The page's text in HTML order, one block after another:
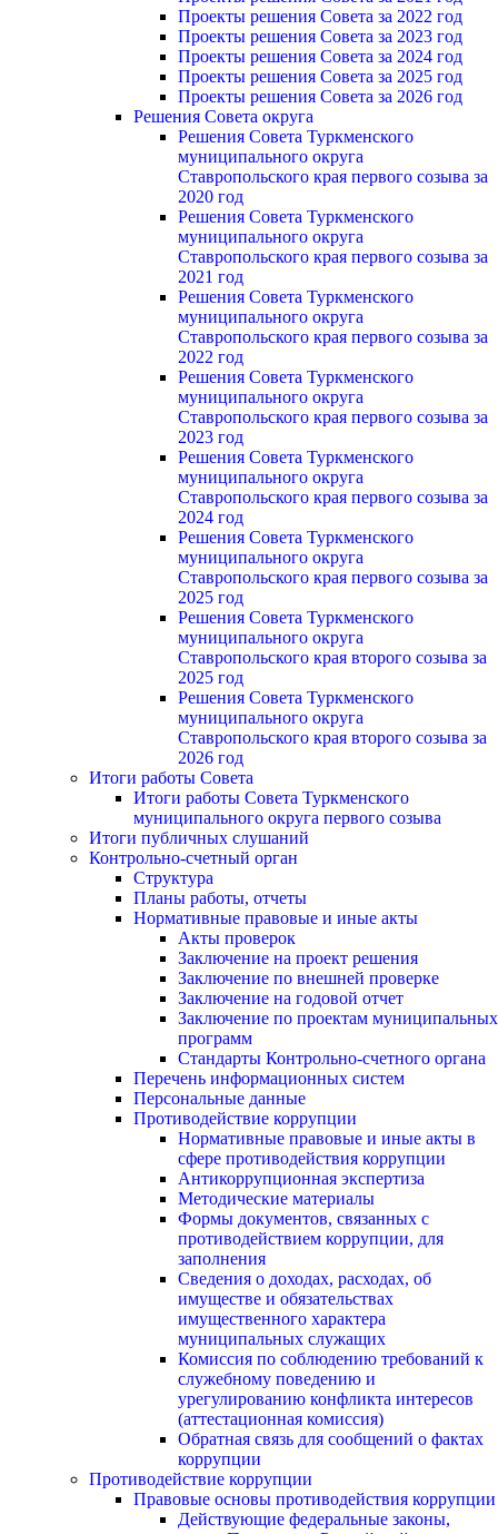
Проекты решения Совета за 2022 год
Проекты решения Cовета за 2023 год
Проекты решения Совета за 2024 год
Проекты решения Совета за 2025 год
Проекты решения Совета за 2026 год
Решения Совета округа
Решения Совета Туркменского
муниципального округа
Ставропольского края первого созыва за
2020 год
Решения Совета Туркменского
муниципального округа
Ставропольского края первого созыва за
2021 год
Решения Совета Туркменского
муниципального округа
Ставропольского края первого созыва за
2022 год
Решения Совета Туркменского
муниципального округа
Ставропольского края первого созыва за
2023 год
Решения Совета Туркменского
муниципального округа
Ставропольского края первого созыва за
2024 год
Решения Совета Туркменского
муниципального округа
Ставропольского края первого созыва за
2025 год
Решения Совета Туркменского
муниципального округа
Ставропольского края второго созыва за
2025 год
Решения Совета Туркменского
муниципального округа
Ставропольского края второго созыва за
2026 год
Итоги работы Совета
Итоги работы Совета Туркменского
муниципального округа первого созыва
Итоги публичных слушаний
Контрольно-счетный орган
Структура
Планы работы, отчеты
Нормативные правовые и иные акты
Акты проверок
Заключение на проект решения
Заключение по внешней проверке
Заключение на годовой отчет
Заключение по проектам муниципальных
программ
Стандарты Контрольно-счетного органа
Перечень информационных систем
Персональные данные
Противодействие коррупции
Нормативные правовые и иные акты в
сфере противодействия коррупции
Антикоррупционная экспертиза
Методические материалы
Формы документов, связанных с
противодействием коррупции, для
заполнения
Сведения о доходах, расходах, об
имуществе и обязательствах
имущественного характера
муниципальных служащих
Комиссия по соблюдению требований к
служебному поведению и
урегулированию конфликта интересов
(аттестационная комиссия)
Обратная связь для сообщений о фактах
коррупции
Противодействие коррупции
Правовые основы противодействия коррупции
Действующие федеральные законы,